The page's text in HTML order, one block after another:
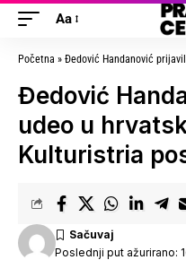
Aa
Početna » Đedović Handanović prijavila
Đedović
udeo u
Kulturistria
Poslednji put ažurirano: